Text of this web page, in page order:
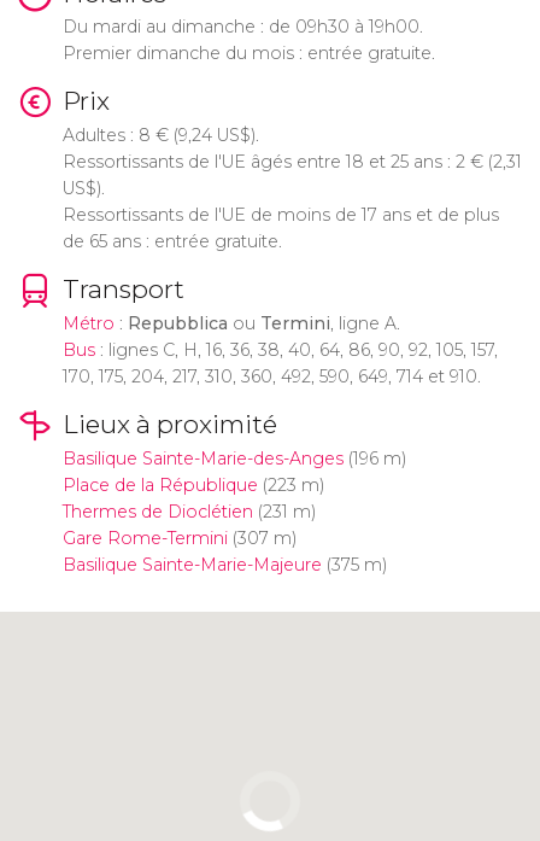
Du mardi au dimanche : de 09h30 à 19h00.
Premier dimanche du mois : entrée gratuite.
Prix
Adultes : 8 €(9,24 US$).
Ressortissants de l'UE âgés entre 18 et 25 ans : 2 €(2,31
US$).
Ressortissants de l'UE de moins de 17 ans et de plus
de 65 ans : entrée gratuite.
Transport
Métro : Repubblica ou Termini, ligne A.
Bus: lignes C, H, 16, 36, 38, 40, 64, 86, 90, 92, 105, 157,
170, 175, 204, 217, 310, 360, 492, 590, 649, 714 et 910.
Lieux à proximité
Basilique Sainte-Marie-des-Anges(196 m)
Place de la République (223 m)
Thermes de Dioclétien (231 m)
Gare Rome-Termini(307 m)
Basilique Sainte-Marie-Majeure (375 m)